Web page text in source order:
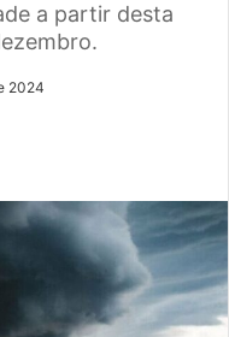
a partir desta
2024